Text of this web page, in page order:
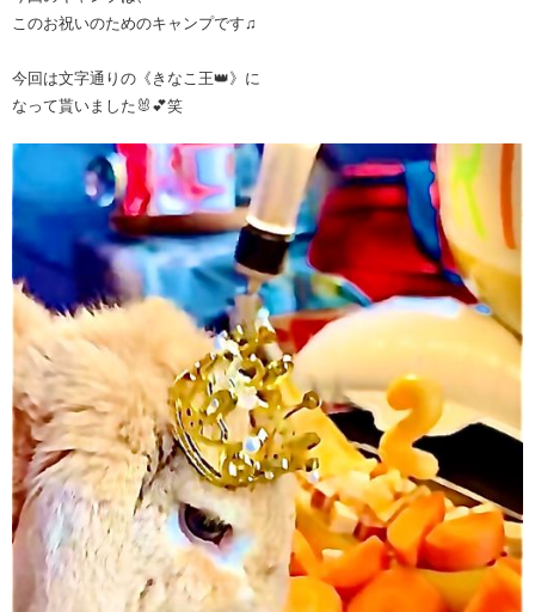
このお祝いのためのキャンプです♫
今回は文字通りの《きなこ王👑》に
なって貰いました🐰💕笑